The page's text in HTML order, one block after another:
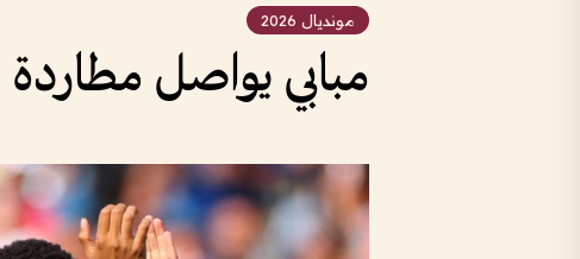
مونديال 2026
مبابي يواصل